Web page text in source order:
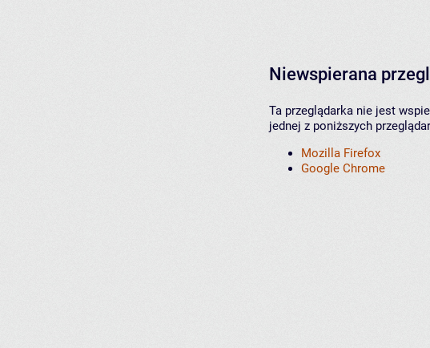
Niewspierana
Ta przeglądarka nie jest
jednej z poniższych
Mozilla Firefox
Google Chrome